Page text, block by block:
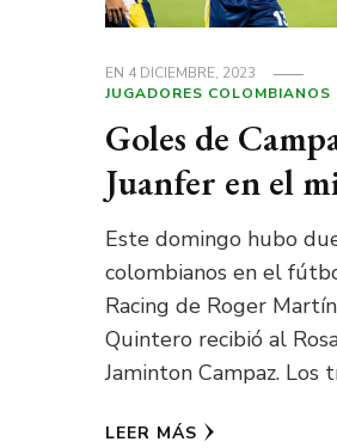
EN 4 DICIEMBRE, 2023
JUGADORES COLOMBIANOS
Goles de
Juanfer en el
Este domingo hubo
colombianos en el
Racing de Roger
Quintero recibió al
Jaminton Campaz. Los
LEER MÁS